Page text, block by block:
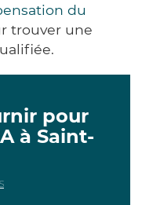
du
trouver une
pour
à Saint-